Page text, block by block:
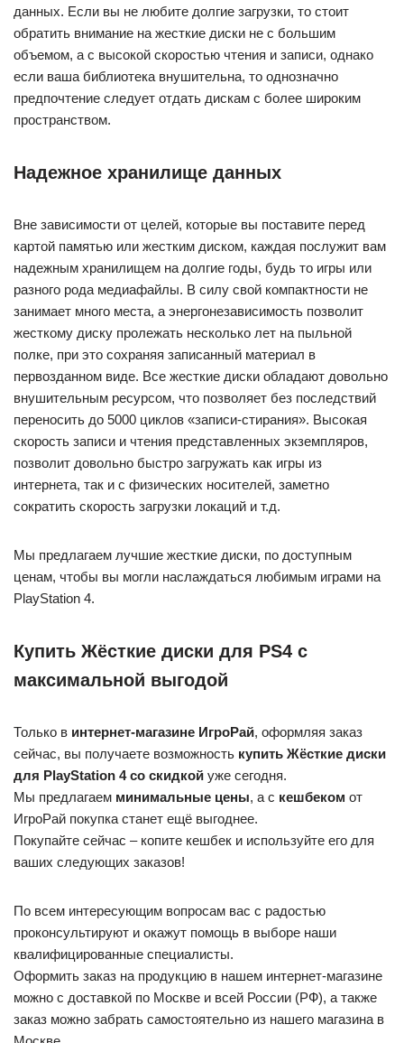
данных. Если вы не любите долгие загрузки, то стоит
обратить внимание на жесткие диски не с большим
объемом, а с высокой скоростью чтения и записи, однако
если ваша библиотека внушительна, то однозначно
предпочтение следует отдать дискам с более широким
пространством.
Надежное хранилище данных
Вне зависимости от целей, которые вы поставите перед
картой памятью или жестким диском, каждая послужит вам
надежным хранилищем на долгие годы, будь то игры или
разного рода медиафайлы. В силу свой компактности не
занимает много места, а энергонезависимость позволит
жесткому диску пролежать несколько лет на пыльной
полке, при это сохраняя записанный материал в
первозданном виде. Все жесткие диски обладают довольно
внушительным ресурсом, что позволяет без последствий
переносить до 5000 циклов «записи-стирания». Высокая
скорость записи и чтения представленных экземпляров,
позволит довольно быстро загружать как игры из
интернета, так и с физических носителей, заметно
сократить скорость загрузки локаций и т.д.
Мы предлагаем лучшие жесткие диски, по доступным
ценам, чтобы вы могли наслаждаться любимым играми на
PlayStation 4.
Купить Жёсткие диски для PS4 с
максимальной выгодой
Только в интернет-магазине ИгроРай, оформляя заказ
сейчас, вы получаете возможность купить Жёсткие диски
для PlayStation 4 со скидкой уже сегодня.
Мы предлагаем минимальные цены, а с кешбеком от
ИгроРай покупка станет ещё выгоднее.
Покупайте сейчас – копите кешбек и используйте его для
ваших следующих заказов!
По всем интересующим вопросам вас с радостью
проконсультируют и окажут помощь в выборе наши
квалифицированные специалисты.
Оформить заказ на продукцию в нашем интернет-магазине
можно с доставкой по Москве и всей России (РФ), а также
заказ можно забрать самостоятельно из нашего магазина в